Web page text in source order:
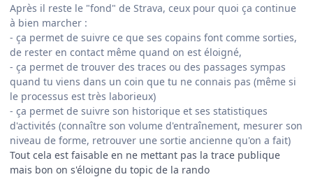
Après il reste le "fond" de Strava, ceux pour quoi ça continue
à bien marcher :
- ça permet de suivre ce que ses copains font comme sorties,
de rester en contact même quand on est éloigné,
- ça permet de trouver des traces ou des passages sympas
quand tu viens dans un coin que tu ne connais pas (même si
le processus est très laborieux)
- ça permet de suivre son historique et ses statistiques
d'activités (connaître son volume d'entraînement, mesurer son
niveau de forme, retrouver une sortie ancienne qu'on a fait)
Tout cela est faisable en ne mettant pas la trace publique
mais bon on s'éloigne du topic de la rando